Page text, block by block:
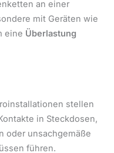
an einer
mit Geräten wie
eine Überlastung
stellen
in Steckdosen,
oder unsachgemäße
führen.